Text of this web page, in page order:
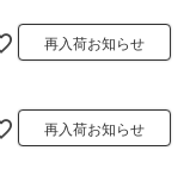
再入荷お知らせ
再入荷お知らせ